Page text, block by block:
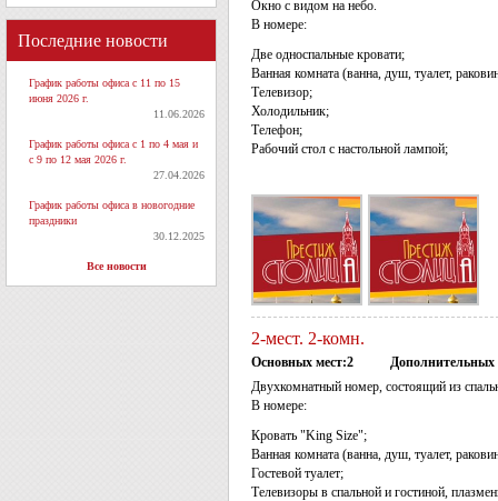
Последние новости
График работы офиса с 11 по 15
июня 2026 г.
11.06.2026
График работы офиса с 1 по 4 мая и
с 9 по 12 мая 2026 г.
27.04.2026
График работы офиса в новогодние
праздники
30.12.2025
Все новости
Окно с видом на небо.
В номере:
Две односпальные кровати;
Ванная комната (ванна, душ, туалет,
Телевизор;
Холодильник;
Телефон;
Рабочий стол с настольной лампой;
2-мест. 2-комн.
Основных мест:2
Дополнительных
Двухкомнатный номер, состоящий из
В номере:
Кровать "King Size";
Ванная комната (ванна, душ, туалет,
Гостевой туалет;
Телевизоры в спальной и гостиной,